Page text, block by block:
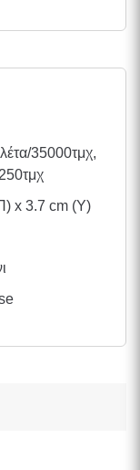
35000τμχ,
x 3.7 cm (Υ)